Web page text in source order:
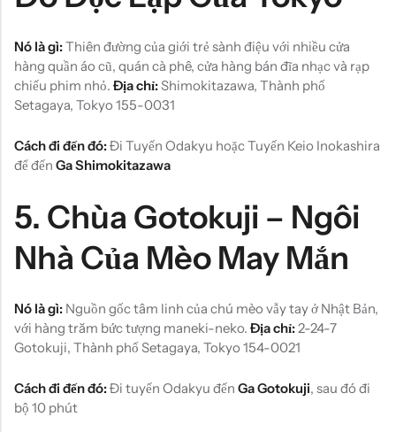
Nó là gì:Thiên đường của giới trẻ sành điệu với nhiều cửa
hàng quần áo cũ, quán cà phê, cửa hàng bán đĩa nhạc và rạp
chiếu phim nhỏ. Địa chỉ: Shimokitazawa, Thành phố
Setagaya, Tokyo 155-0031
Cách đi đến đó:Đi Tuyến Odakyu hoặc Tuyến Keio Inokashira
để đến Ga Shimokitazawa
5. Chùa Gotokuji – Ngôi
Nhà Của Mèo May Mắn
Nó là gì: Nguồn gốc tâm linh của chú mèo vẫy tay ở Nhật Bản,
với hàng trăm bức tượng maneki-neko. Địa chỉ:2-24-7
Gotokuji, Thành phố Setagaya, Tokyo 154-0021
Cách đi đến đó:Đi tuyến Odakyu đến Ga Gotokuji, sau đó đi
bộ 10 phút